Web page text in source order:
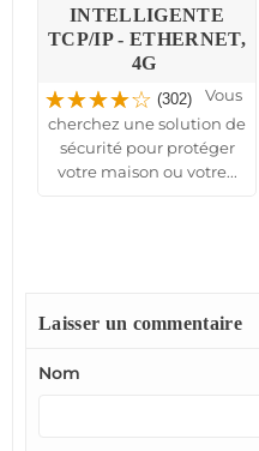
INTELLIGENTE
TCP/IP - ETHERNET,
4G
(302)
Vous
cherchez une solution de
sécurité pour protéger
votre maison ou votre...
Laisser un commentaire
Nom